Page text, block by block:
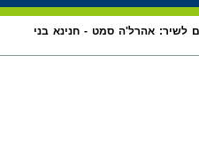
לשיר: אהרל'ה סמט - חנינא בני